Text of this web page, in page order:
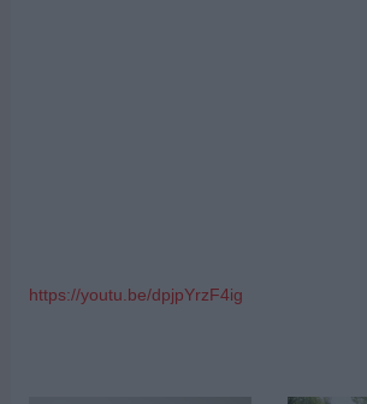
https://youtu.be/dpjpYrzF4ig